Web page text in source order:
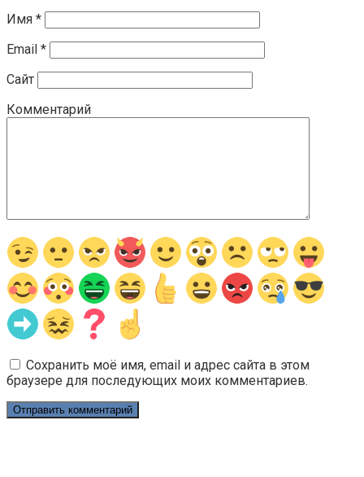
Имя *
Email *
Сайт
Комментарий
Сохранить моё имя, email и адрес сайта в этом
браузере для последующих моих комментариев.